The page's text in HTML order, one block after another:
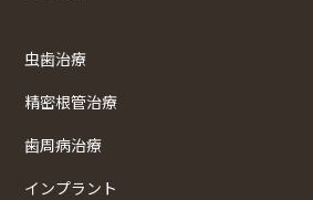
虫歯治療
精密根管治療
歯周病治療
インプラント